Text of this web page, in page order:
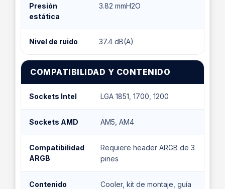
Presión
estática
3.82 mmH2O
Nivel de ruido 37.4 dB(A)
COMPATIBILIDAD Y CONTENIDO
Sockets Intel LGA 1851, 1700, 1200
Sockets AMD AM5, AM4
Compatibilidad
ARGB
Requiere header ARGB de 3
pines
Contenido
Cooler, kit de montaje, guía